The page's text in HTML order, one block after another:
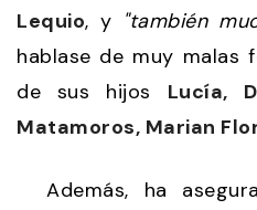
Lequio, y "también
hablase de muy malas
de sus hijos Lucía,
Matamoros, Marian
Además, ha